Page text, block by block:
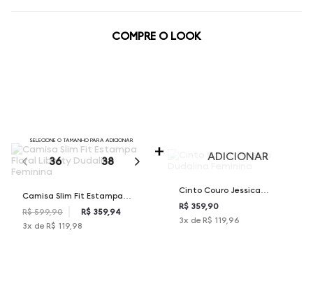
COMPRE O LOOK
SELECIONE O TAMANHO PARA ADICIONAR
36 38 42 44
Camisa Slim Fit Estampa
Floral Liberty Dudalina
Feminina
R$ 599,90
R$ 359,94
3x de R$ 119,98
ADICIONAR
Cinto Couro Jessica
Dudalina Feminina
R$ 359,90
3x de R$ 119,96